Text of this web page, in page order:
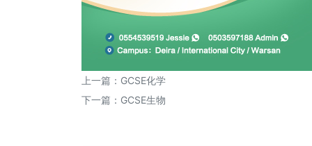
上一篇： GCSE化学
下一篇： GCSE生物